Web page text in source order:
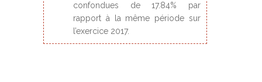
confondues de 17.84% par
rapport à la même période sur
l’exercice 2017.